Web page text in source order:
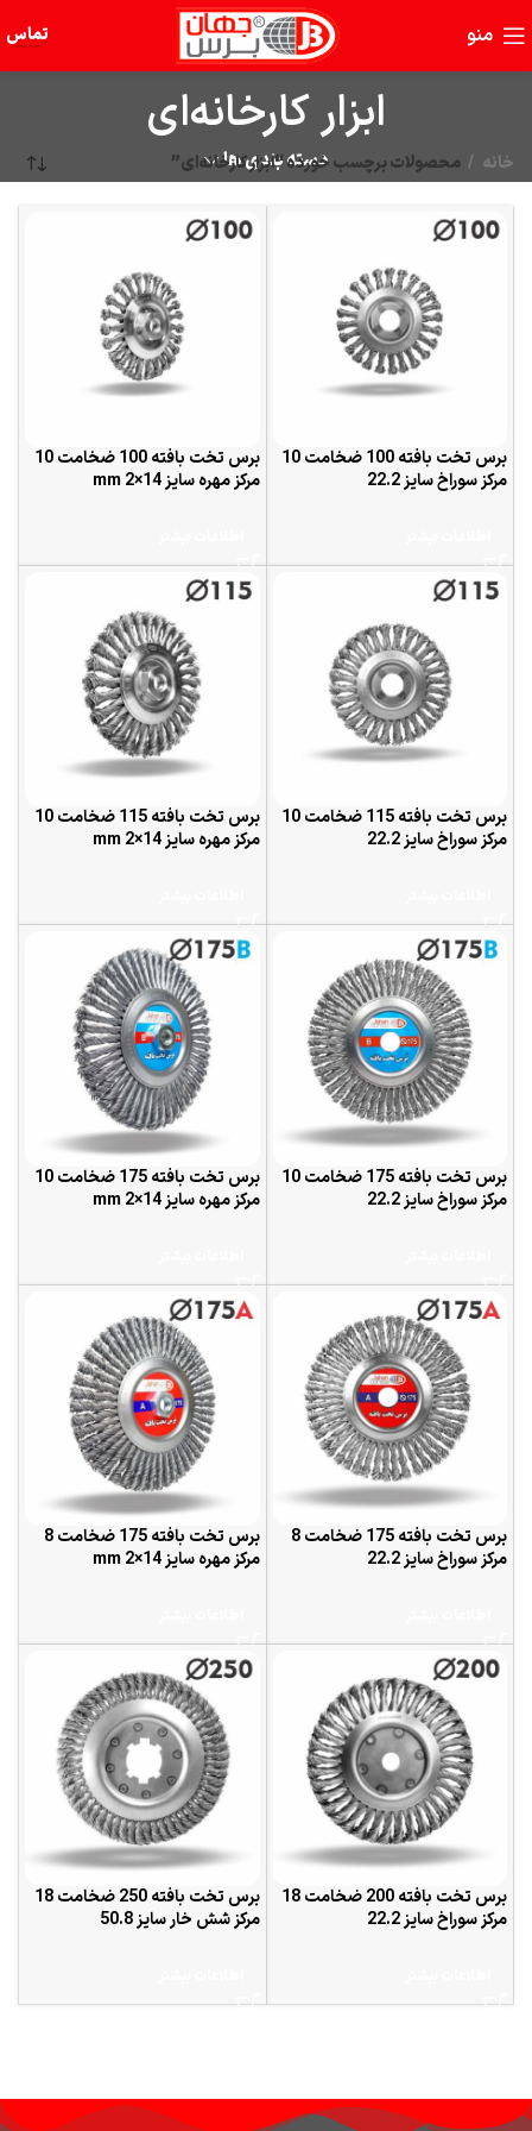
منو تماس
ابزار کارخانه‌ای
دسته بندی ها خانه محصولات برچسب خورده “ابزار کارخانه‌ای”
برس تخت بافته 100 ضخامت 10
مرکز سوراخ سایز 22.2
برس تخت بافته 100 ضخامت 10
مرکز مهره سایز 14×2 mm
برس تخت بافته 115 ضخامت 10
مرکز سوراخ سایز 22.2
برس تخت بافته 115 ضخامت 10
مرکز مهره سایز 14×2 mm
برس تخت بافته 175 ضخامت 10
مرکز سوراخ سایز 22.2
برس تخت بافته 175 ضخامت 10
مرکز مهره سایز 14×2 mm
برس تخت بافته 175 ضخامت 8
مرکز سوراخ سایز 22.2
برس تخت بافته 175 ضخامت 8
مرکز مهره سایز 14×2 mm
برس تخت بافته 200 ضخامت 18
مرکز سوراخ سایز 22.2
برس تخت بافته 250 ضخامت 18
مرکز شش خار سایز 50.8